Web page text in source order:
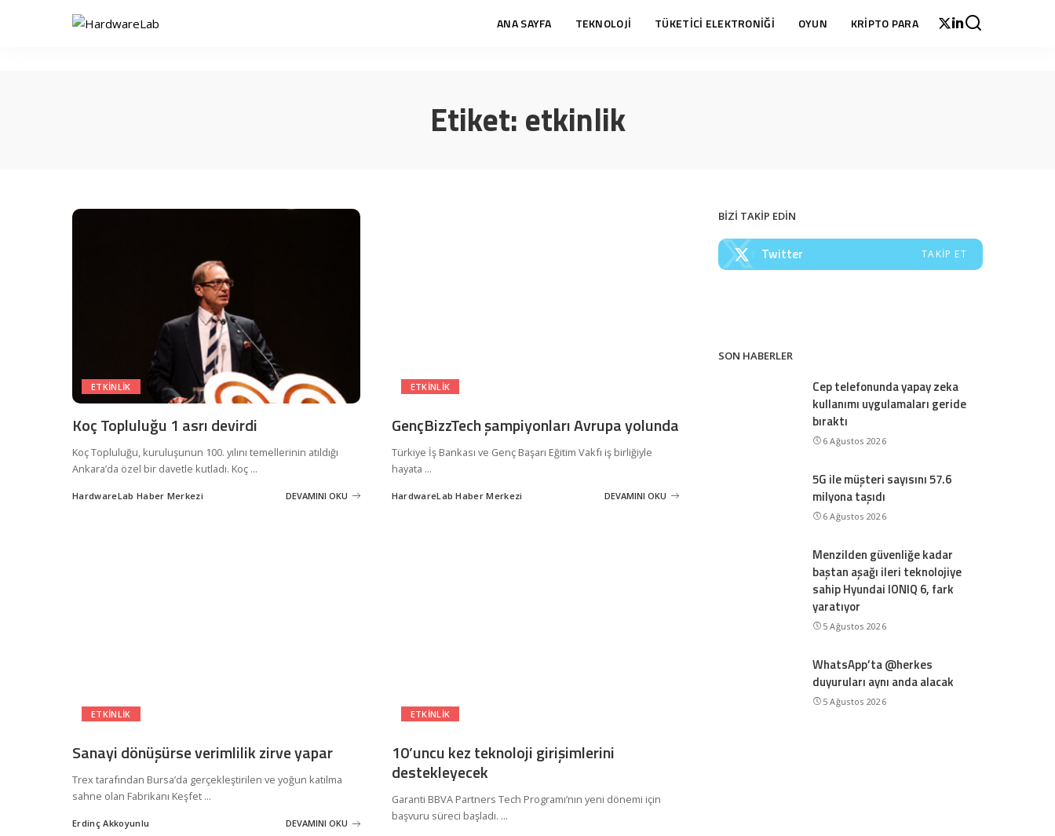
ANA SAYFA TEKNOLOJİ TÜKETİCİ ELEKTRONİĞİ OYUN KRİPTO PARA
Etiket:etkinlik
ETKINLIK
Koç Topluluğu 1 asrı devirdi
Koç Topluluğu, kuruluşunun 100. yılını temellerinin atıldığı
Ankara’da özel bir davetle kutladı. Koç ...
Posted
HardwareLab Haber Merkezi DEVAMINI OKU
ETKINLIK
GençBizzTech şampiyonları Avrupa yolunda
Türkiye İş Bankası ve Genç Başarı Eğitim Vakfı iş birliğiyle
hayata ...
Posted
HardwareLab Haber Merkezi DEVAMINI OKU
ETKINLIK
Sanayi dönüşürse verimlilik zirve yapar
Trex tarafından Bursa’da gerçekleştirilen ve yoğun katılma
sahne olan Fabrikanı Keşfet ...
Posted
Erdinç Akkoyunlu DEVAMINI OKU
ETKINLIK
10’uncu kez teknoloji girişimlerini
destekleyecek
Garanti BBVA Partners Tech Programı’nın yeni dönemi için
başvuru süreci başladı. ...
BİZİ TAKİP EDİN
Twitter TAKIP ET
SON HABERLER
Cep telefonunda yapay zeka
kullanımı uygulamaları geride
bıraktı
6 Ağustos 2026
5G ile müşteri sayısını 57.6
milyona taşıdı
6 Ağustos 2026
Menzilden güvenliğe kadar
baştan aşağı ileri teknolojiye
sahip Hyundai IONIQ 6, fark
yaratıyor
5 Ağustos 2026
WhatsApp’ta @herkes
duyuruları aynı anda alacak
5 Ağustos 2026